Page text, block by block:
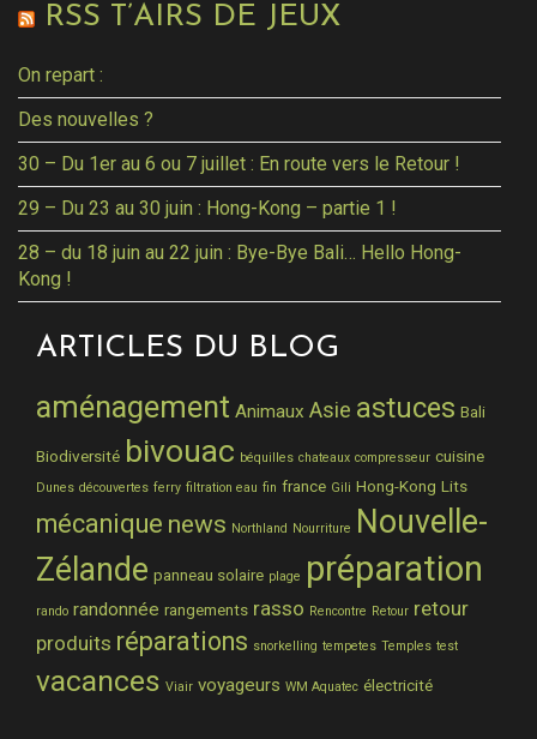
RSS T’AIRS DE JEUX
On repart :
Des nouvelles ?
30 – Du 1er au 6 ou 7 juillet : En route vers le Retour !
29 – Du 23 au 30 juin : Hong-Kong – partie 1 !
28 – du 18 juin au 22 juin : Bye-Bye Bali… Hello Hong-
Kong !
ARTICLES DU BLOG
aménagement Animaux Asie astuces Bali
Biodiversité bivouac béquilles chateaux compresseur cuisine
Dunes découvertes ferry filtration eau fin france Gili Hong-Kong Lits
mécanique news Northland Nourriture Nouvelle-
Zélande panneau solaire plage préparation
rando randonnée rangements rasso Rencontre Retour retour
produits réparations snorkelling tempetes Temples test
vacances Viair voyageurs WM Aquatec électricité